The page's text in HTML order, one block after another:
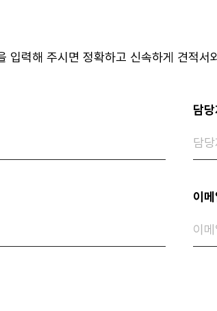
입력해 주시면 정확하고 신속하게 견적서
담
이